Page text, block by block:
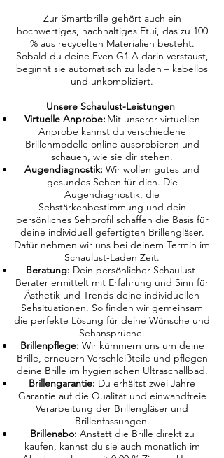
Zur Smartbrille gehört auch ein
hochwertiges, nachhaltiges Etui, das zu 100
% aus recycelten Materialien besteht.
Sobald du deine Even G1 A darin verstaust,
beginnt sie automatisch zu laden – kabellos
und unkompliziert.
Unsere Schaulust-Leistungen
Virtuelle Anprobe: Mit unserer virtuellen
Anprobe kannst du verschiedene
Brillenmodelle online ausprobieren und
schauen, wie sie dir stehen.
Augendiagnostik: Wir wollen gutes und
gesundes Sehen für dich. Die
Augendiagnostik, die
Sehstärkenbestimmung und dein
persönliches Sehprofil schaffen die Basis für
deine individuell gefertigten Brillengläser.
Dafür nehmen wir uns bei deinem Termin im
Schaulust-Laden Zeit.
Beratung: Dein persönlicher Schaulust-
Berater ermittelt mit Erfahrung und Sinn für
Ästhetik und Trends deine individuellen
Sehsituationen. So finden wir gemeinsam
die perfekte Lösung für deine Wünsche und
Sehansprüche.
Brillenpflege: Wir kümmern uns um deine
Brille, erneuern Verschleißteile und pflegen
deine Brille im hygienischen Ultraschallbad.
Brillengarantie: Du erhältst zwei Jahre
Garantie auf die Qualität und einwandfreie
Verarbeitung der Brillengläser und
Brillenfassungen.
Brillenabo: Anstatt die Brille direkt zu
kaufen, kannst du sie auch monatlich im